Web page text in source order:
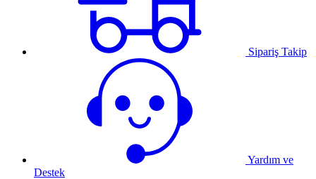
Sipariş Takip
Yardım ve
Destek